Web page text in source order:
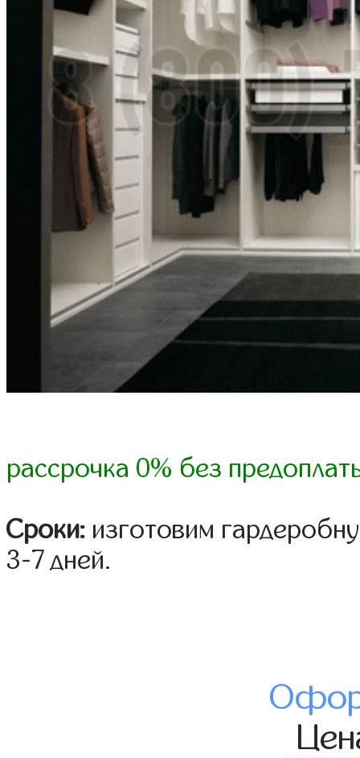
рассрочка 0% без
Сроки: изготовим
3-7 дней.